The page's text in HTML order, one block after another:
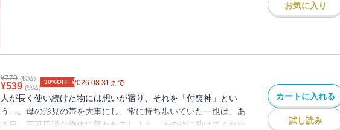
お気に入り
¥770 (税込)
¥539 (税込)
30%OFF 2026.08.31 まで
人が長く使い続けた物には想いが宿り、それを「付喪神」とい
う…。母の形見の帯を大事にし、常に持ち歩いていた一也は、あ
る日、不可思議な物体に襲われてしまう。その時に助けてくれた
カートに入れる
試し読み